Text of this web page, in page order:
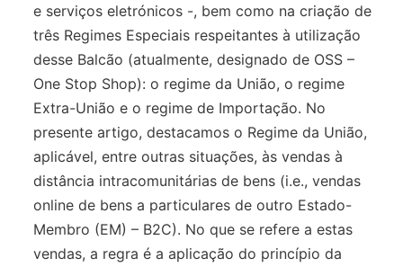
e serviços eletrónicos -, bem como na criação de
três Regimes Especiais respeitantes à utilização
desse Balcão (atualmente, designado de OSS –
One Stop Shop): o regime da União, o regime
Extra-União e o regime de Importação. No
presente artigo, destacamos o Regime da União,
aplicável, entre outras situações, às vendas à
distância intracomunitárias de bens (i.e., vendas
online de bens a particulares de outro Estado-
Membro (EM) – B2C). No que se refere a estas
vendas, a regra é a aplicação do princípio da